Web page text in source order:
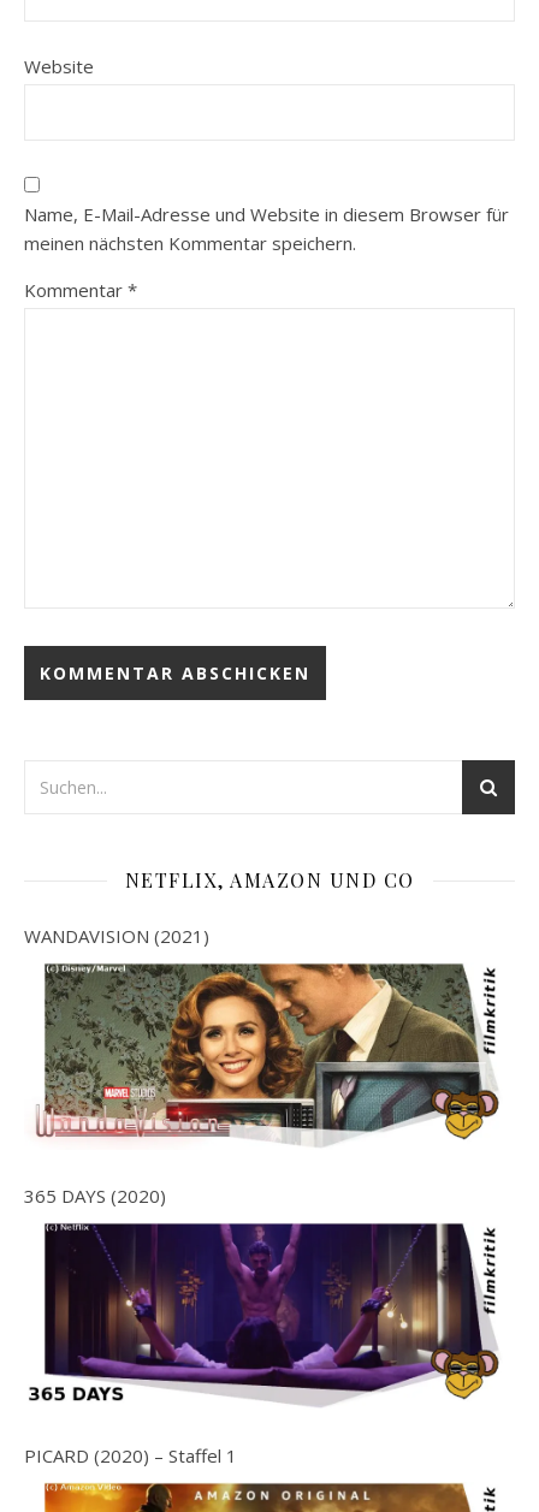
Website
Name, E-Mail-Adresse und Website in diesem Browser für
meinen nächsten Kommentar speichern.
Kommentar *
NETFLIX, AMAZON UND CO
WANDAVISION (2021)
365 DAYS (2020)
PICARD (2020) – Staffel 1